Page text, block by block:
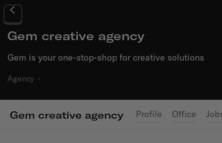
Gem creative agency
Gem is your one-stop-shop for creative solutions
Agency ·
Gem creative agency Profile Office